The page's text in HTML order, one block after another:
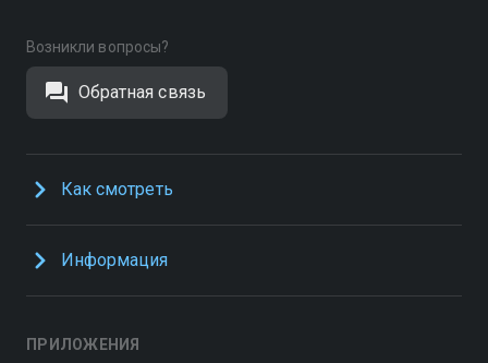
Возникли вопросы?
Обратная связь
Как смотреть
Информация
ПРИЛОЖЕНИЯ